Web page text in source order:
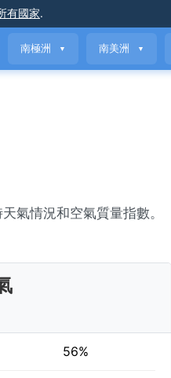
有國家.
南極洲 ▼ 南美洲 ▼
氣情況和空氣質量指數。
56%